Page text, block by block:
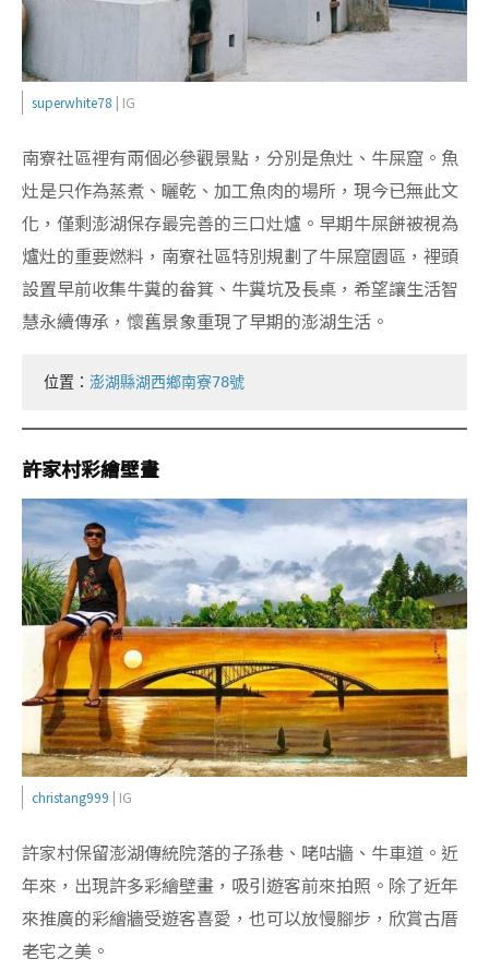
superwhite78 | IG
南寮社區裡有兩個必參觀景點，分別是魚灶、牛屎窟。魚
灶是只作為蒸煮、曬乾、加工魚肉的場所，現今已無此文
化，僅剩澎湖保存最完善的三口灶爐。早期牛屎餅被視為
爐灶的重要燃料，南寮社區特別規劃了牛屎窟園區，裡頭
設置早前收集牛糞的畚箕、牛糞坑及長桌，希望讓生活智
慧永續傳承，懷舊景象重現了早期的澎湖生活。
位置： 澎湖縣湖西鄉南寮78號
許家村彩繪壁畫
christang999 | IG
許家村保留澎湖傳統院落的子孫巷、咾咕牆、牛車道。近
年來，出現許多彩繪壁畫，吸引遊客前來拍照。除了近年
來推廣的彩繪牆受遊客喜愛，也可以放慢腳步，欣賞古厝
老宅之美。